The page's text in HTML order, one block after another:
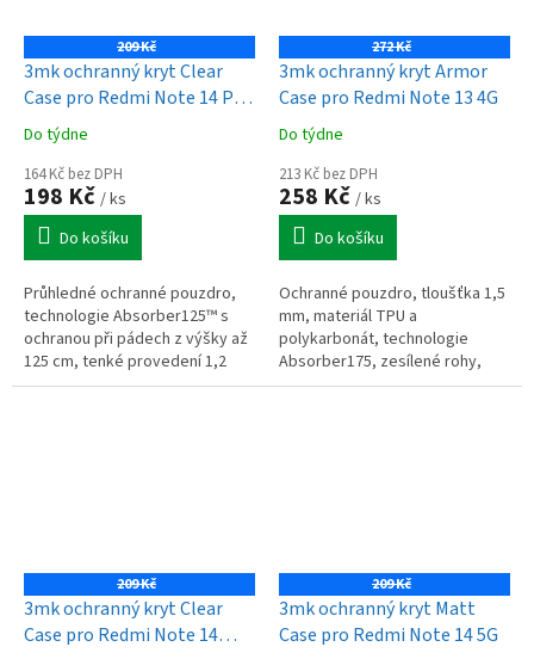
209 Kč
3mk ochranný kryt Clear
Case pro Redmi Note 14 Pro
/ POCO X7 5G
Do týdne
164 Kč bez DPH
198 Kč / ks
Do košíku
Průhledné ochranné pouzdro,
technologie Absorber125™ s
ochranou při pádech z výšky až
125 cm, tenké provedení 1,2
mm, pružný materiál TPU,
272 Kč
3mk ochranný kryt Armor
Case pro Redmi Note 13 4G
Do týdne
213 Kč bez DPH
258 Kč / ks
Do košíku
Ochranné pouzdro, tloušťka 1,5
mm, materiál TPU a
polykarbonát, technologie
Absorber175, zesílené rohy,
technologie EasyClick Buttons,
209 Kč
3mk ochranný kryt Clear
Case pro Redmi Note 14
209 Kč
3mk ochranný kryt Matt
Case pro Redmi Note 14 5G